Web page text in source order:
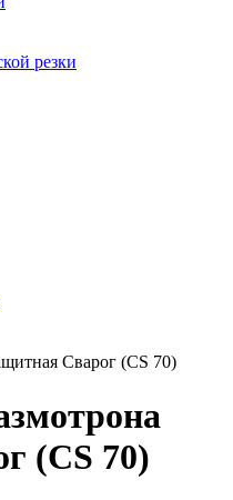
резки
Сварог (CS 70)
(CS 70)